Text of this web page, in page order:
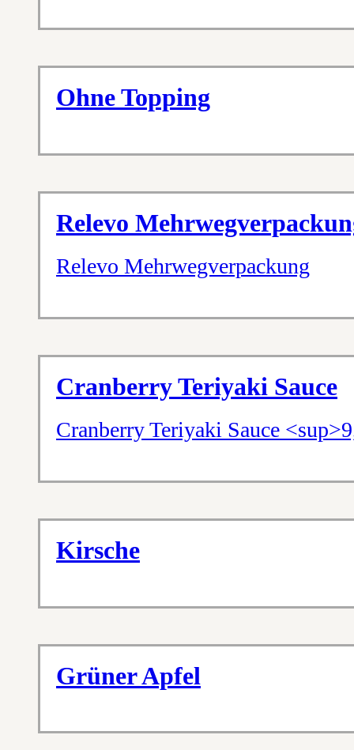
Ohne Topping
Relevo
Relevo Mehrwegverpackung
Cranberry Teriyaki Sauce
Cranberry Teriyaki Sauce
Kirsche
Grüner Apfel